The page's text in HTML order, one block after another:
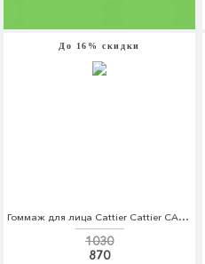
До 16% скидки
Гоммаж для лица Cattier Cattier CA061LWFLK60
1030
870